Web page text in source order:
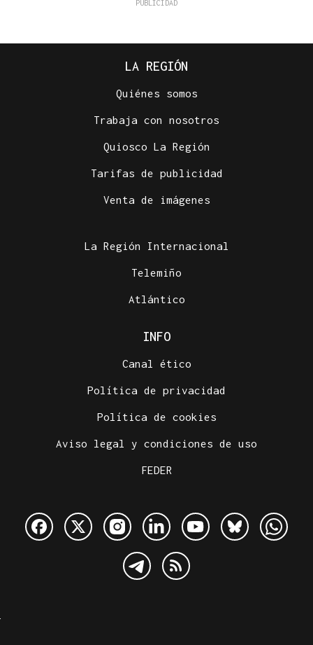
LA REGIÓN
Quiénes somos
Trabaja con nosotros
Quiosco La Región
Tarifas de publicidad
Venta de imágenes
La Región Internacional
Telemiño
Atlántico
INFO
Canal ético
Política de privacidad
Política de cookies
Aviso legal y condiciones de uso
FEDER